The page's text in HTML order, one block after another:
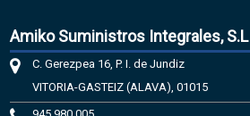
Amiko Suministros Integrales, S.L
C. Gerezpea 16, P. I. de Jundiz
VITORIA-GASTEIZ (ALAVA), 01015